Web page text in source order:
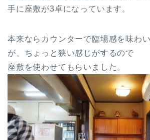
手に座敷が3卓になっています。
本来ならカウンターで臨場感を味わ
が、ちょっと狭い感じがするので
座敷を使わせてもらいました。